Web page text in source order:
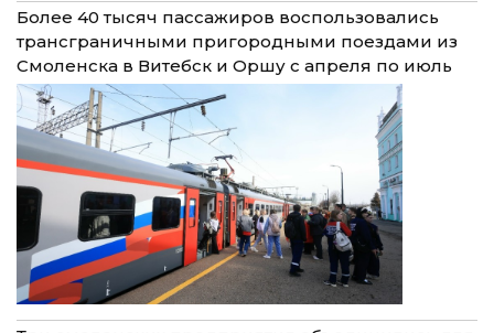
Более 40 тысяч пассажиров воспользовались
трансграничными пригородными поездами из
Смоленска в Витебск и Оршу с апреля по июль